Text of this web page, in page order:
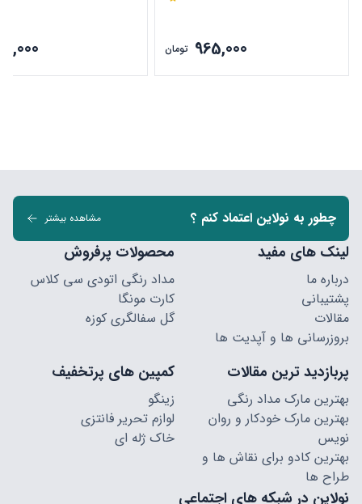
965,000 تومان
چطور به نولاین اعتماد کنم ؟ مشاهده بیشتر
لینک های مفید
درباره ما
پشتیبانی
مقالات
بروزرسانی ها و آپدیت ها
محصولات پرفروش
مداد رنگی اتودی سی کلاس
کارت مونگا
گل سفالگری کوزه
پربازدید ترین مقالات
بهترین مارک مداد رنگی
بهترین مارک خودکار و روان
نویس
بهترین کادو برای نقاش ها و
طراح ها
کمپین های پرتخفیف
زینگو
لوازم تحریر فانتزی
خاک ژله ای
نولاین در شبکه های اجتماعی